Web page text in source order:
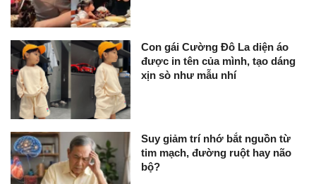
Con gái Cường Đô La diện áo
được in tên của mình, tạo dáng
xịn sò như mẫu nhí
Suy giảm trí nhớ bắt nguồn từ
tim mạch, đường ruột hay não
bộ?